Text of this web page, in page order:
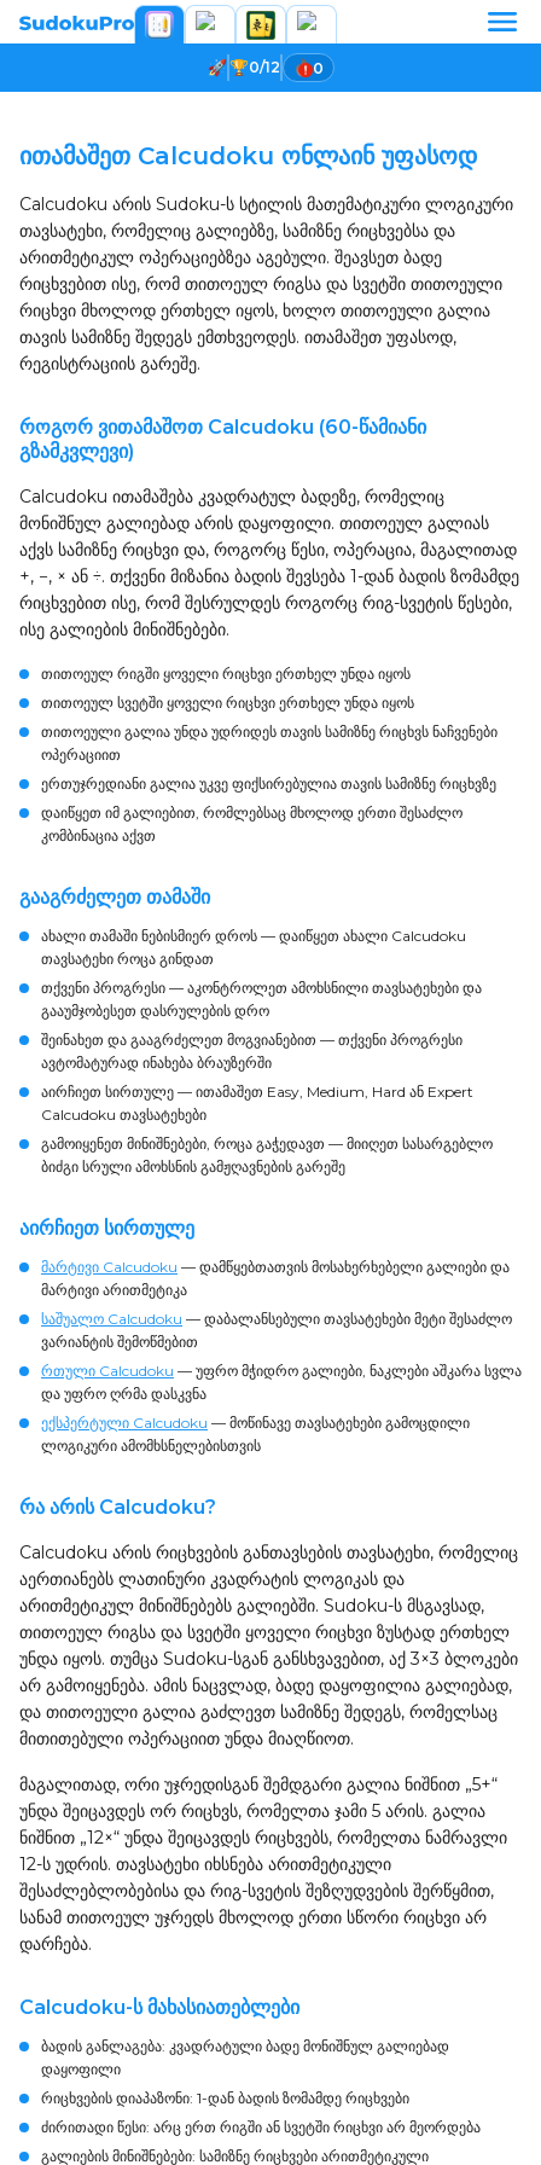
0/12 0
თამაშის ჩატვირთვა...
ითამაშეთ Calcudoku ონლაინ უფასოდ
Calcudoku არის Sudoku-ს სტილის მათემატიკური ლოგიკური
თავსატეხი, რომელიც გალიებზე, სამიზნე რიცხვებსა და
არითმეტიკულ ოპერაციებზეა აგებული. შეავსეთ ბადე
რიცხვებით ისე, რომ თითოეულ რიგსა და სვეტში თითოეული
რიცხვი მხოლოდ ერთხელ იყოს, ხოლო თითოეული გალია
თავის სამიზნე შედეგს ემთხვეოდეს. ითამაშეთ უფასოდ,
რეგისტრაციის გარეშე.
როგორ ვითამაშოთ Calcudoku (60-წამიანი
გზამკვლევი)
Calcudoku ითამაშება კვადრატულ ბადეზე, რომელიც
მონიშნულ გალიებად არის დაყოფილი. თითოეულ გალიას
აქვს სამიზნე რიცხვი და, როგორც წესი, ოპერაცია, მაგალითად
+, −, × ან ÷. თქვენი მიზანია ბადის შევსება 1-დან ბადის ზომამდე
რიცხვებით ისე, რომ შესრულდეს როგორც რიგ-სვეტის წესები,
ისე გალიების მინიშნებები.
თითოეულ რიგში ყოველი რიცხვი ერთხელ უნდა იყოს
თითოეულ სვეტში ყოველი რიცხვი ერთხელ უნდა იყოს
თითოეული გალია უნდა უდრიდეს თავის სამიზნე რიცხვს ნაჩვენები
ოპერაციით
ერთუჯრედიანი გალია უკვე ფიქსირებულია თავის სამიზნე რიცხვზე
დაიწყეთ იმ გალიებით, რომლებსაც მხოლოდ ერთი შესაძლო
კომბინაცია აქვთ
გააგრძელეთ თამაში
ახალი თამაში ნებისმიერ დროს — დაიწყეთ ახალი Calcudoku
თავსატეხი როცა გინდათ
თქვენი პროგრესი — აკონტროლეთ ამოხსნილი თავსატეხები და
გააუმჯობესეთ დასრულების დრო
შეინახეთ და გააგრძელეთ მოგვიანებით — თქვენი პროგრესი
ავტომატურად ინახება ბრაუზერში
აირჩიეთ სირთულე — ითამაშეთ Easy, Medium, Hard ან Expert
Calcudoku თავსატეხები
გამოიყენეთ მინიშნებები, როცა გაჭედავთ — მიიღეთ სასარგებლო
ბიძგი სრული ამოხსნის გამჟღავნების გარეშე
აირჩიეთ სირთულე
მარტივი Calcudoku — დამწყებთათვის მოსახერხებელი გალიები და
მარტივი არითმეტიკა
საშუალო Calcudoku — დაბალანსებული თავსატეხები მეტი შესაძლო
ვარიანტის შემოწმებით
რთული Calcudoku — უფრო მჭიდრო გალიები, ნაკლები აშკარა სვლა
და უფრო ღრმა დასკვნა
ექსპერტული Calcudoku — მოწინავე თავსატეხები გამოცდილი
ლოგიკური ამომხსნელებისთვის
რა არის Calcudoku?
Calcudoku არის რიცხვების განთავსების თავსატეხი, რომელიც
აერთიანებს ლათინური კვადრატის ლოგიკას და
არითმეტიკულ მინიშნებებს გალიებში. Sudoku-ს მსგავსად,
თითოეულ რიგსა და სვეტში ყოველი რიცხვი ზუსტად ერთხელ
უნდა იყოს. თუმცა Sudoku-სგან განსხვავებით, აქ 3×3 ბლოკები
არ გამოიყენება. ამის ნაცვლად, ბადე დაყოფილია გალიებად,
და თითოეული გალია გაძლევთ სამიზნე შედეგს, რომელსაც
მითითებული ოპერაციით უნდა მიაღწიოთ.
მაგალითად, ორი უჯრედისგან შემდგარი გალია ნიშნით „5+“
უნდა შეიცავდეს ორ რიცხვს, რომელთა ჯამი 5 არის. გალია
ნიშნით „12×“ უნდა შეიცავდეს რიცხვებს, რომელთა ნამრავლი
12-ს უდრის. თავსატეხი იხსნება არითმეტიკული
შესაძლებლობებისა და რიგ-სვეტის შეზღუდვების შერწყმით,
სანამ თითოეულ უჯრედს მხოლოდ ერთი სწორი რიცხვი არ
დარჩება.
Calcudoku-ს მახასიათებლები
ბადის განლაგება: კვადრატული ბადე მონიშნულ გალიებად
დაყოფილი
რიცხვების დიაპაზონი: 1-დან ბადის ზომამდე რიცხვები
ძირითადი წესი: არც ერთ რიგში ან სვეტში რიცხვი არ მეორდება
გალიების მინიშნებები: სამიზნე რიცხვები არითმეტიკული